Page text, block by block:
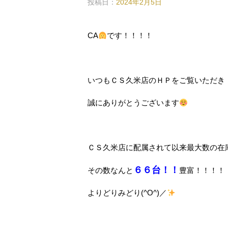
投稿日： 2024年2月5日
CA です！！！！
いつもＣＳ久米店のＨＰをご覧いただき
誠にありがとうございます
ＣＳ久米店に配属されて以来最大数の在
その数なんと ６６台！！ 豊富！！！！
よりどりみどり(^O^)／